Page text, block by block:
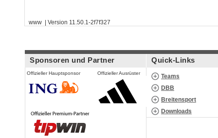
www | Version 11.50.1-2f7f327
Sponsoren und Partner
Offizieller Hauptsponsor Offizieller Ausrüster
Quick-Links
Teams
DBB
Breitensport
Downloads